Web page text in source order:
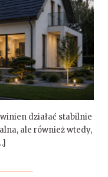
działać stabilnie
ale również wtedy,